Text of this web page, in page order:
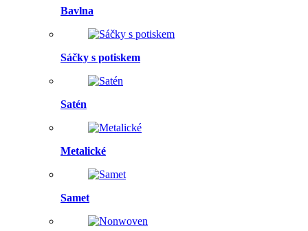
Bavlna
Sáčky s potiskem
Satén
Metalické
Samet